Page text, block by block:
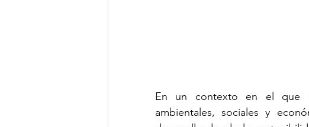
En un contexto en el que
ambientales, sociales y